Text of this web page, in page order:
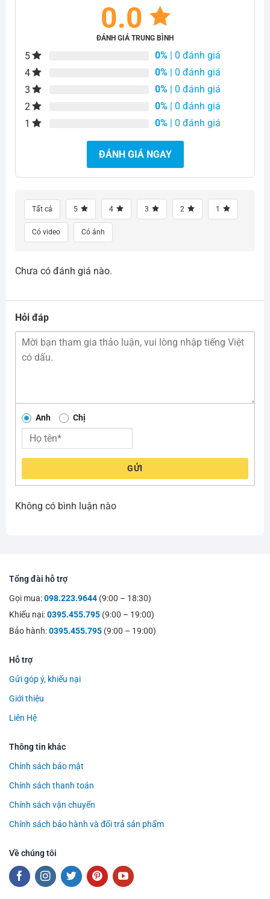
0.0
ĐÁNH GIÁ TRUNG BÌNH
5 0% | 0 đánh giá
4
0% | 0 đánh giá
3
0% | 0 đánh giá
2
0% | 0 đánh giá
1
0% | 0 đánh giá
ĐÁNH GIÁ NGAY
Tất cả 5 4 3 2 1
Có video Có ảnh
Chưa có đánh giá nào.
Hỏi đáp
Anh Chị
GỬI
Không có bình luận nào
Tổng đài hỗ trợ
Gọi mua:098.223.9644 (9:00 – 18:30)
Khiếu nại:0395.455.795 (9:00 – 19:00)
Bảo hành:0395.455.795 (9:00 – 19:00)
Hỗ trợ
Gửi góp ý, khiếu nại
Giới thiệu
Liên Hệ
Thông tin khác
Chính sách bảo mật
Chính sách thanh toán
Chính sách vận chuyển
Chính sách bảo hành và đổi trả sản phẩm
Về chúng tôi